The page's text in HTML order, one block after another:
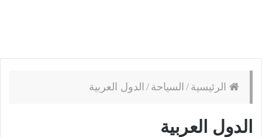
الرئيسية / السياحة / الدول العربية
الدول العربية